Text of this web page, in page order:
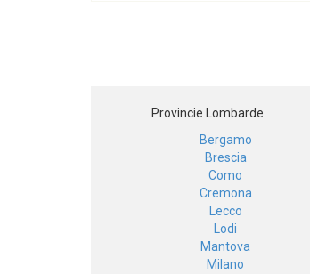
Provincie Lombarde
Bergamo
Brescia
Como
Cremona
Lecco
Lodi
Mantova
Milano